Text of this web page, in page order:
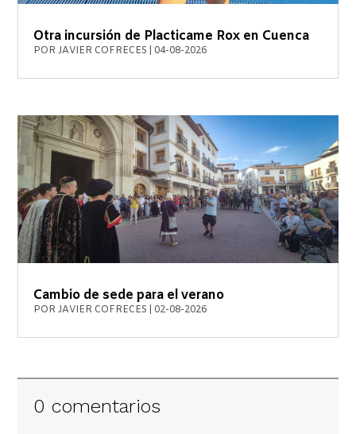
Otra incursión de Placticame Rox en Cuenca
PORJAVIER COFRECES 04-08-2026
Cambio de sede para el verano
PORJAVIER COFRECES 02-08-2026
0 comentarios